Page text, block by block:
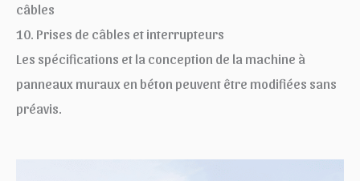
câbles
10. Prises de câbles et interrupteurs
Les spécifications et la conception de la machine à
panneaux muraux en béton peuvent être modifiées sans
préavis.